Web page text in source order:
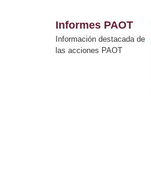
Informes PAOT
Información destacada de
las acciones PAOT